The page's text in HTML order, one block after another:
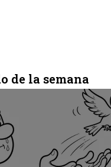
de la semana